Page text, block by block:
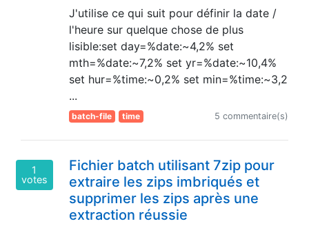
J'utilise ce qui suit pour définir la date /
l'heure sur quelque chose de plus
lisible:set day=%date:~4,2% set
mth=%date:~7,2% set yr=%date:~10,4%
set hur=%time:~0,2% set min=%time:~3,2
...
batch-file time 5 commentaire(s)
1
votes
Fichier batch utilisant 7zip pour
extraire les zips imbriqués et
supprimer les zips après une
extraction réussie